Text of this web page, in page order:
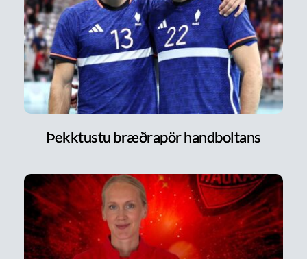
Þekktustu bræðrapör handboltans